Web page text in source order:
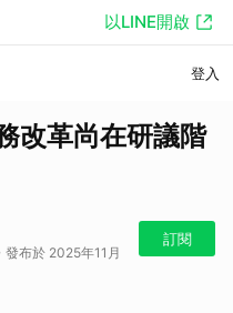
以LINE開啟
登入
改革尚在研議階
布於 2025年11月
訂閱